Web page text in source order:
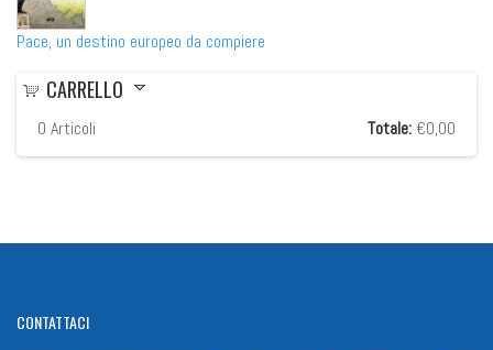
Pace, un destino europeo da compiere
CARRELLO
0 Articoli Totale: €0,00
CONTATTACI